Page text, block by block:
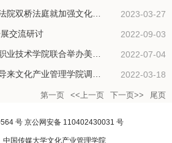
文化产业管理学院与朝阳法院双桥法庭就加强文化法学界与业界互动举行座谈会
2023-03-27
交流研讨
2022-09-03
文化产业管理学院与兴安职业技术学院联合举办美育课程教研会
2022-07-04
雄安集团公共服务公司领导来文化产业管理学院调研交流
2022-03-18
第一页 <<上一页 下一页>> 尾页
号 京公网安备 110402430031 号
中国传媒大学文化产业管理学院